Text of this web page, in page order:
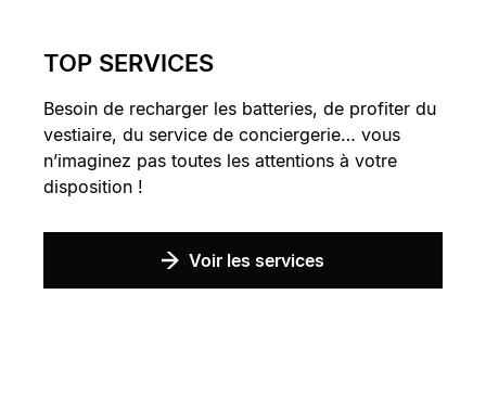
TOP SERVICES
Besoin de recharger les batteries, de profiter du
vestiaire, du service de conciergerie… vous
n’imaginez pas toutes les attentions à votre
disposition !
Voir les services